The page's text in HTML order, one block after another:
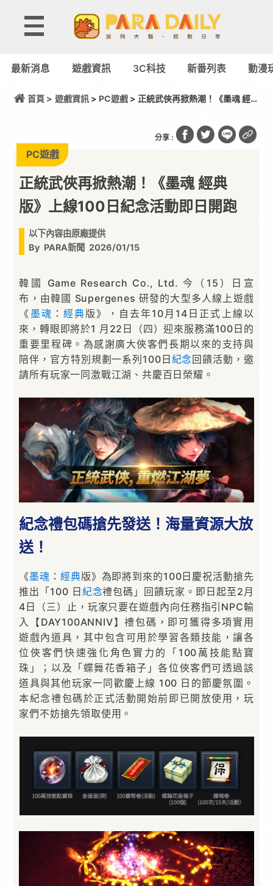
最新消息 遊戲資訊 3C科技 新番列表 動漫
首頁 > 遊戲資訊> PC遊戲> 正統武俠再掀熱潮！《墨魂 經典
分享 :
PC遊戲
正統武俠再掀熱潮！《墨魂 經典
版》上線100日紀念活動即日開跑
以下內容由原廠提供
By PARA新聞 2026/01/15
韓國 Game Research Co., Ltd. 今（15）日宣
布，由韓國 Supergenes 研發的大型多人線上遊戲
《 墨魂 ： 經典版》，自去年10月14日正式上線以
來，轉眼即將於1 月22日（四）迎來服務滿100日的
重要里程碑。為感謝廣大俠客們長期以來的支持與
陪伴，官方特別規劃一系列100日紀念回饋活動，邀
請所有玩家一同激戰江湖、共慶百日榮耀。
紀念禮包碼搶先發送！海量資源大放
送！
《墨魂 ： 經典版》為即將到來的100日慶祝活動搶先
推出「100 日紀念禮包碼」回饋玩家。即日起至2月
4日（三）止，玩家只要在遊戲內向任務指引NPC輸
入【DAY100ANNIV】禮包碼，即可獲得多項實用
遊戲內道具，其中包含可用於學習各類技能，讓各
位俠客們快速強化角色實力的「100萬技能點寶
珠」；以及「蝶舞花香箱子」各位俠客們可透過該
道具與其他玩家一同歡慶上線 100 日的節慶氛圍。
本紀念禮包碼於正式活動開始前即已開放使用，玩
家們不妨搶先領取使用。